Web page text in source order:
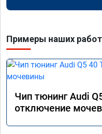
Примеры наших
Чип тюнинг Audi
отключение